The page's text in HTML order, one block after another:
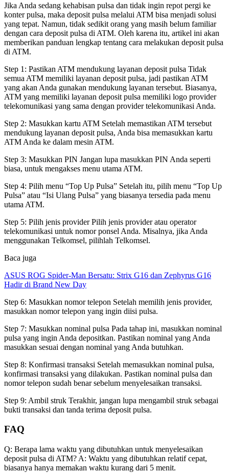
Jika Anda sedang kehabisan pulsa dan tidak ingin repot pergi ke
konter pulsa, maka deposit pulsa melalui ATM bisa menjadi solusi
yang tepat. Namun, tidak sedikit orang yang masih belum familiar
dengan cara deposit pulsa di ATM. Oleh karena itu, artikel ini akan
memberikan panduan lengkap tentang cara melakukan deposit pulsa
di ATM.
Step 1: Pastikan ATM mendukung layanan deposit pulsa Tidak
semua ATM memiliki layanan deposit pulsa, jadi pastikan ATM
yang akan Anda gunakan mendukung layanan tersebut. Biasanya,
ATM yang memiliki layanan deposit pulsa memiliki logo provider
telekomunikasi yang sama dengan provider telekomunikasi Anda.
Step 2: Masukkan kartu ATM Setelah memastikan ATM tersebut
mendukung layanan deposit pulsa, Anda bisa memasukkan kartu
ATM Anda ke dalam mesin ATM.
Step 3: Masukkan PIN Jangan lupa masukkan PIN Anda seperti
biasa, untuk mengakses menu utama ATM.
Step 4: Pilih menu “Top Up Pulsa” Setelah itu, pilih menu “Top Up
Pulsa” atau “Isi Ulang Pulsa” yang biasanya tersedia pada menu
utama ATM.
Step 5: Pilih jenis provider Pilih jenis provider atau operator
telekomunikasi untuk nomor ponsel Anda. Misalnya, jika Anda
menggunakan Telkomsel, pilihlah Telkomsel.
Baca juga
ASUS ROG Spider-Man Bersatu: Strix G16 dan Zephyrus G16
Hadir di Brand New Day
Step 6: Masukkan nomor telepon Setelah memilih jenis provider,
masukkan nomor telepon yang ingin diisi pulsa.
Step 7: Masukkan nominal pulsa Pada tahap ini, masukkan nominal
pulsa yang ingin Anda depositkan. Pastikan nominal yang Anda
masukkan sesuai dengan nominal yang Anda butuhkan.
Step 8: Konfirmasi transaksi Setelah memasukkan nominal pulsa,
konfirmasi transaksi yang dilakukan. Pastikan nominal pulsa dan
nomor telepon sudah benar sebelum menyelesaikan transaksi.
Step 9: Ambil struk Terakhir, jangan lupa mengambil struk sebagai
bukti transaksi dan tanda terima deposit pulsa.
FAQ
Q: Berapa lama waktu yang dibutuhkan untuk menyelesaikan
deposit pulsa di ATM? A: Waktu yang dibutuhkan relatif cepat,
biasanya hanya memakan waktu kurang dari 5 menit.